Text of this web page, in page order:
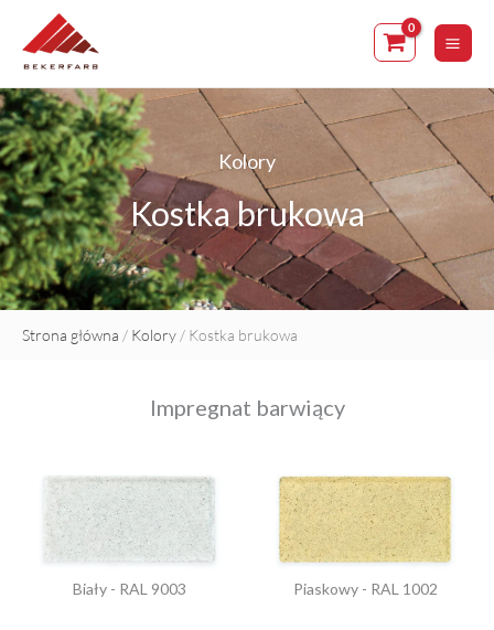
content
Kolory
Kostka brukowa
Strona główna / Kolory / Kostka brukowa
Impregnat barwiący
Biały - RAL 9003 Piaskowy - RAL 1002